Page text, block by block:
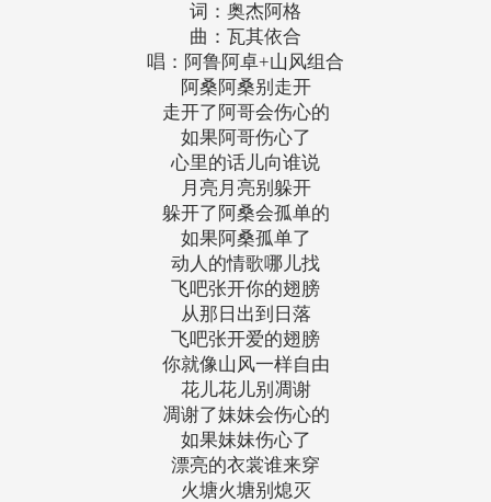
词：奥杰阿格
曲：瓦其依合
唱：阿鲁阿卓+山风组合
阿桑阿桑别走开
走开了阿哥会伤心的
如果阿哥伤心了
心里的话儿向谁说
月亮月亮别躲开
躲开了阿桑会孤单的
如果阿桑孤单了
动人的情歌哪儿找
飞吧张开你的翅膀
从那日出到日落
飞吧张开爱的翅膀
你就像山风一样自由
花儿花儿别凋谢
凋谢了妹妹会伤心的
如果妹妹伤心了
漂亮的衣裳谁来穿
火塘火塘别熄灭